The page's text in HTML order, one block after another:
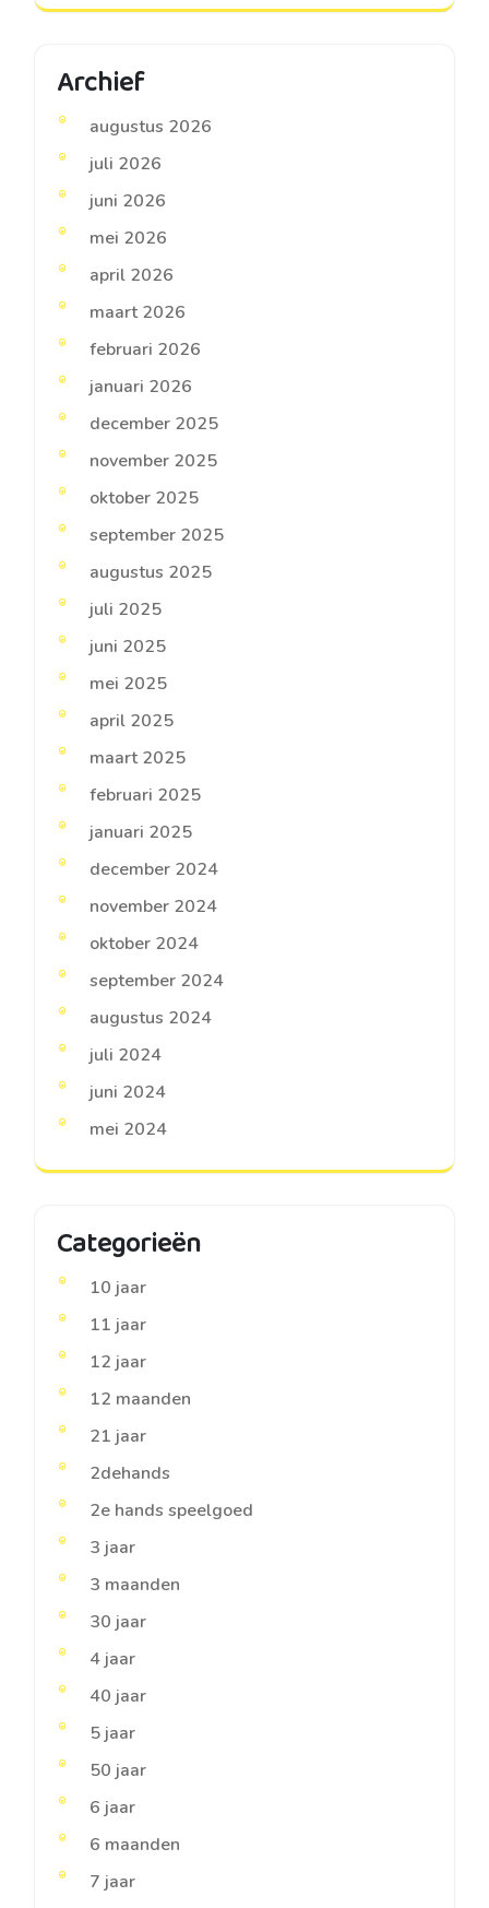
Archief
augustus 2026
juli 2026
juni 2026
mei 2026
april 2026
maart 2026
februari 2026
januari 2026
december 2025
november 2025
oktober 2025
september 2025
augustus 2025
juli 2025
juni 2025
mei 2025
april 2025
maart 2025
februari 2025
januari 2025
december 2024
november 2024
oktober 2024
september 2024
augustus 2024
juli 2024
juni 2024
mei 2024
Categorieën
10 jaar
11 jaar
12 jaar
12 maanden
21 jaar
2dehands
2e hands speelgoed
3 jaar
3 maanden
30 jaar
4 jaar
40 jaar
5 jaar
50 jaar
6 jaar
6 maanden
7 jaar